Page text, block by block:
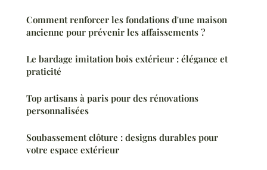
Comment renforcer les fondations d'une maison
ancienne pour prévenir les affaissements ?
Le bardage imitation bois extérieur : élégance et
praticité
Top artisans à paris pour des rénovations
personnalisées
Soubassement clôture : designs durables pour
votre espace extérieur